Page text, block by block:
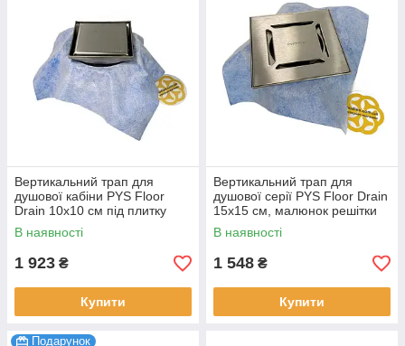
Вертикальний трап для
душової кабіни PYS Floor
Drain 10х10 см під плитку
Evimetal
В наявності
1 923 ₴
Купити
Вертикальний трап для
душової серії PYS Floor Drain
15х15 см, малюнок решітки
лінія Evimetal
В наявності
1 548 ₴
Купити
Подарунок